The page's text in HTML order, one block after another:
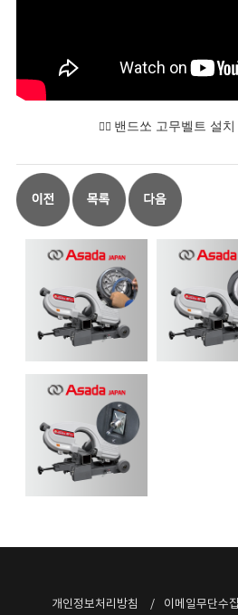
👆🏻 밴드쏘 고무벨트 설
개인정보처리방침 이메일무단수